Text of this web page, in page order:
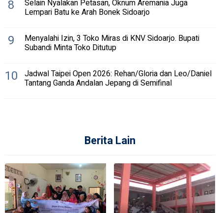
8 Selain Nyalakan Petasan, Oknum Aremania Juga
Lempari Batu ke Arah Bonek Sidoarjo
9 Menyalahi Izin, 3 Toko Miras di KNV Sidoarjo. Bupati
Subandi Minta Toko Ditutup
10 Jadwal Taipei Open 2026: Rehan/Gloria dan Leo/Daniel
Tantang Ganda Andalan Jepang di Semifinal
Berita Lain